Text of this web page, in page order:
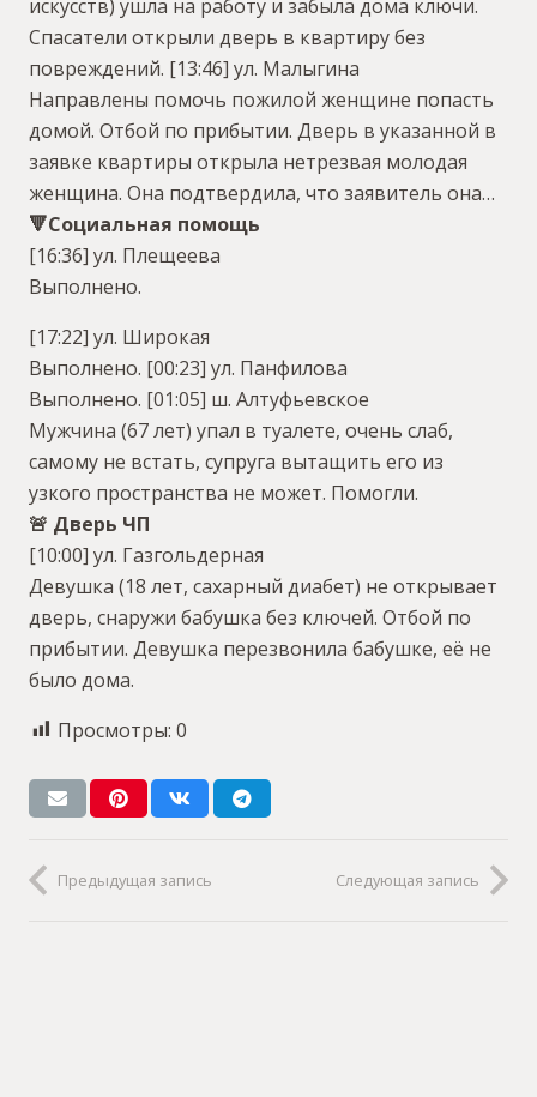
искусств) ушла на работу и забыла дома ключи.
Спасатели открыли дверь в квартиру без
повреждений. [13:46] ул. Малыгина
Направлены помочь пожилой женщине попасть
домой. Отбой по прибытии. Дверь в указанной в
заявке квартиры открыла нетрезвая молодая
женщина. Она подтвердила, что заявитель она…
🔻Социальная помощь
[16:36] ул. Плещеева
Выполнено.
[17:22] ул. Широкая
Выполнено. [00:23] ул. Панфилова
Выполнено. [01:05] ш. Алтуфьевское
Мужчина (67 лет) упал в туалете, очень слаб,
самому не встать, супруга вытащить его из
узкого пространства не может. Помогли.
🚨 Дверь ЧП
[10:00] ул. Газгольдерная
Девушка (18 лет, сахарный диабет) не открывает
дверь, снаружи бабушка без ключей. Отбой по
прибытии. Девушка перезвонила бабушке, её не
было дома.
Просмотры: 0
Предыдущая запись Следующая запись